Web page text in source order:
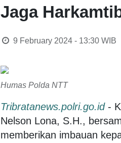
Jaga
9 February 2024 - 13:30WIB
Humas Polda NTT
Tribratanews.polri.go.id -
Nelson Lona, S.H.,
memberikan imbauan